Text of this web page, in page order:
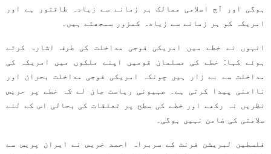
ہوگی اور آج اسلامی ممالک ہر زمانے سے زیادہ طاقتور ہے اور
امریکہ کو ہر زمانے سے زیادہ کمزور سمجھتے ہیں۔
انہوں نے خطے میں امریکی فوجی مداخلت کی طرف اشارہ کرتے
ہوئے کہا: خطے کی مسلمان قومیں اپنے ملکوں میں امریکہ کی
مداخلت سے بے زار ہیں چونکہ امریکی فوجی مداخلت بحران اور
ناامنی پیدا کرتی ہے۔ صہیونی ریاست جان لے کہ خطے پر حریص
نظریں نہ رکھے اور خطے کی سطح پر تعلقات کی بحالی اس کے لئے
سلامتی کی ضامن نہیں ہوگی۔
فلسطین لبریشن فرنٹ کے سربراہ احمد خریس نے ایران پریس سے